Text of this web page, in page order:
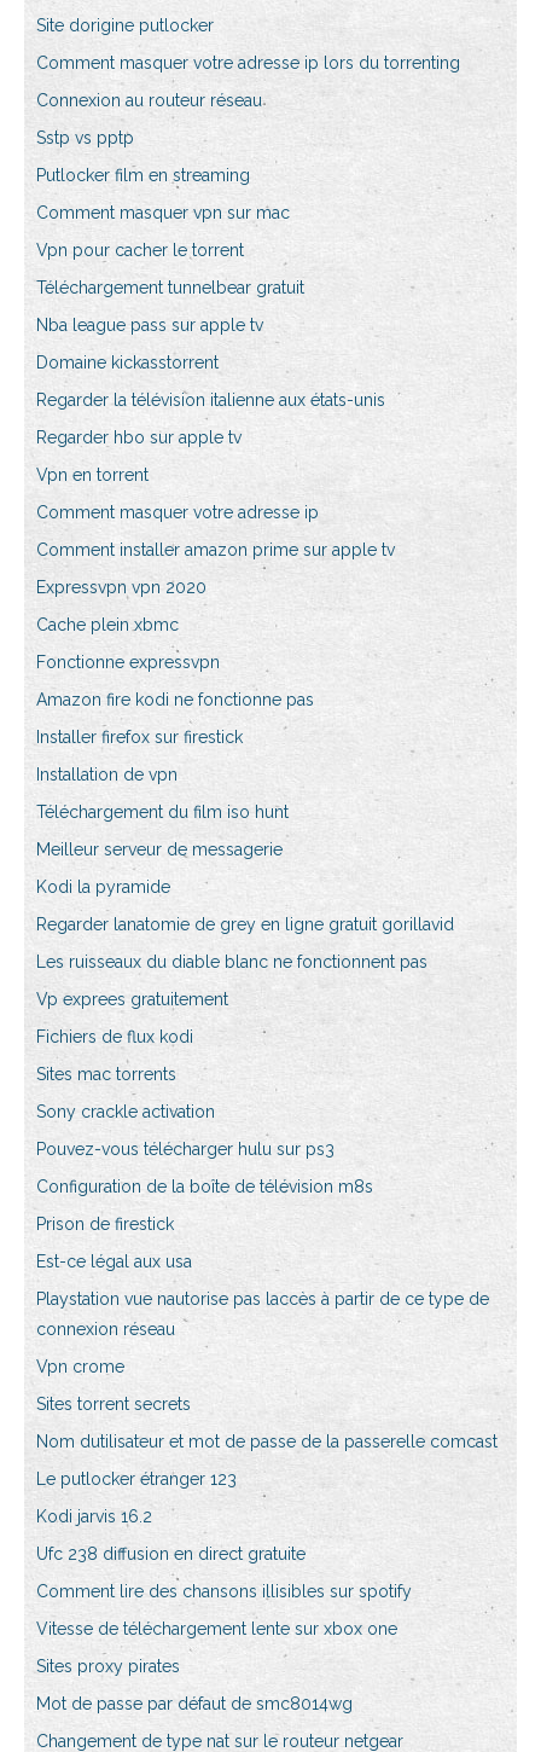
Site dorigine putlocker
Comment masquer votre adresse ip lors du torrenting
Connexion au routeur réseau
Sstp vs pptp
Putlocker film en streaming
Comment masquer vpn sur mac
Vpn pour cacher le torrent
Téléchargement tunnelbear gratuit
Nba league pass sur apple tv
Domaine kickasstorrent
Regarder la télévision italienne aux états-unis
Regarder hbo sur apple tv
Vpn en torrent
Comment masquer votre adresse ip
Comment installer amazon prime sur apple tv
Expressvpn vpn 2020
Cache plein xbmc
Fonctionne expressvpn
Amazon fire kodi ne fonctionne pas
Installer firefox sur firestick
Installation de vpn
Téléchargement du film iso hunt
Meilleur serveur de messagerie
Kodi la pyramide
Regarder lanatomie de grey en ligne gratuit gorillavid
Les ruisseaux du diable blanc ne fonctionnent pas
Vp exprees gratuitement
Fichiers de flux kodi
Sites mac torrents
Sony crackle activation
Pouvez-vous télécharger hulu sur ps3
Configuration de la boîte de télévision m8s
Prison de firestick
Est-ce légal aux usa
Playstation vue nautorise pas laccès à partir de ce type de
connexion réseau
Vpn crome
Sites torrent secrets
Nom dutilisateur et mot de passe de la passerelle comcast
Le putlocker étranger 123
Kodi jarvis 16.2
Ufc 238 diffusion en direct gratuite
Comment lire des chansons illisibles sur spotify
Vitesse de téléchargement lente sur xbox one
Sites proxy pirates
Mot de passe par défaut de smc8014wg
Changement de type nat sur le routeur netgear